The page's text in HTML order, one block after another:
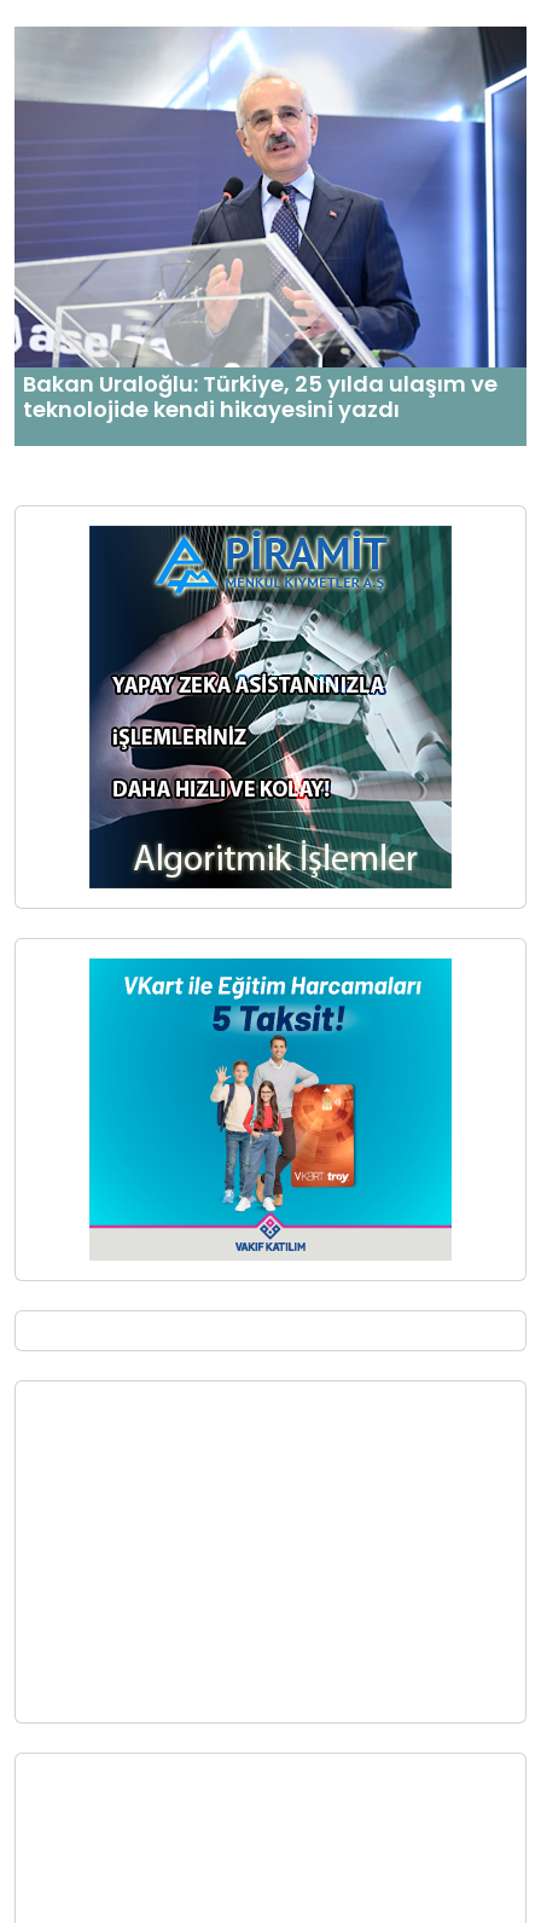
Bakan Uraloğlu: Türkiye, 25 yılda ulaşım ve
teknolojide kendi hikayesini yazdı